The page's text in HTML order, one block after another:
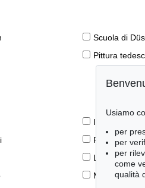
Scuola di
Pittura
Il libro e la
Prime
Lifestyle
Meraviglie
Usiamo
per
per
per
come
qualità